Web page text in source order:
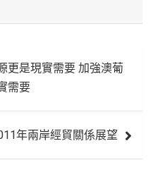
更是現實需要 加強澳葡
需要
年兩岸經貿關係展望